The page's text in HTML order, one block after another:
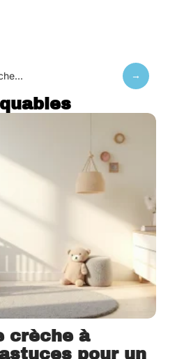
crèche à
pour un